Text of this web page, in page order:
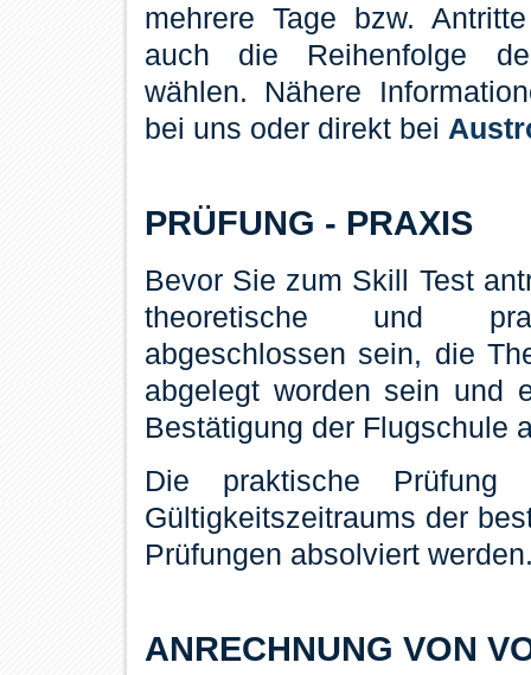
mehrere Tage bzw.
auch die Reihenfolge
wählen. Nähere
bei uns oder direkt bei
PRÜFUNG - PRAXIS
Bevor Sie zum Skill Test
theoretische und
abgeschlossen sein, die
abgelegt worden sein und
Bestätigung der Flugschule
Die praktische Prüfung
Gültigkeitszeitraums der
Prüfungen absolviert
ANRECHNUNG VON